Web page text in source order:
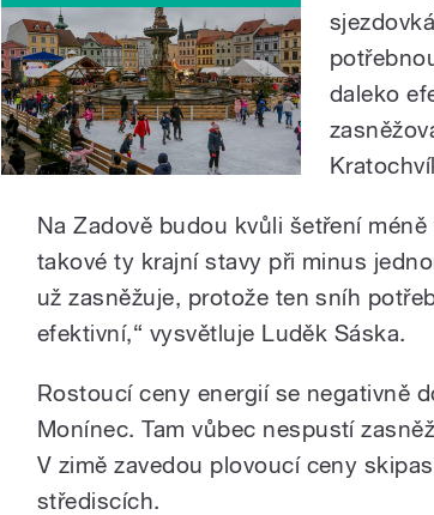
daleko
Na Zadově budou kvůli šetření
takové ty krajní stavy při minus
už zasněžuje, protože ten sníh
efektivní,“ vysvětluje Luděk Sáska.
Rostoucí ceny energií se negativně
Monínec. Tam vůbec nespustí
V zimě zavedou plovoucí ceny
střediscích.